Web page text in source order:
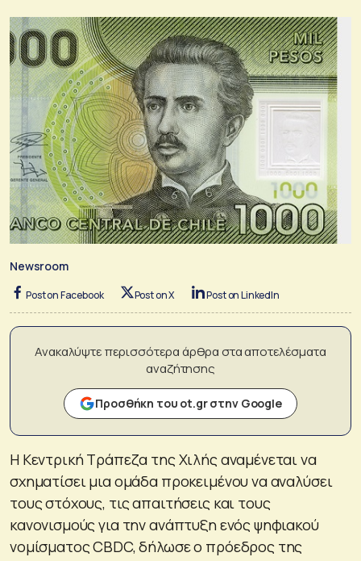
Newsroom
Post on Facebook Post on X Post on LinkedIn
Ανακαλύψτε περισσότερα άρθρα στα αποτελέσματα
αναζήτησης
Προσθήκη του ot.gr στην Google
Η Κεντρική Τράπεζα της Χιλής αναμένεται να
σχηματίσει μια ομάδα προκειμένου να αναλύσει
τους στόχους, τις απαιτήσεις και τους
κανονισμούς για την ανάπτυξη ενός ψηφιακού
νομίσματος CBDC, δήλωσε ο πρόεδρος της